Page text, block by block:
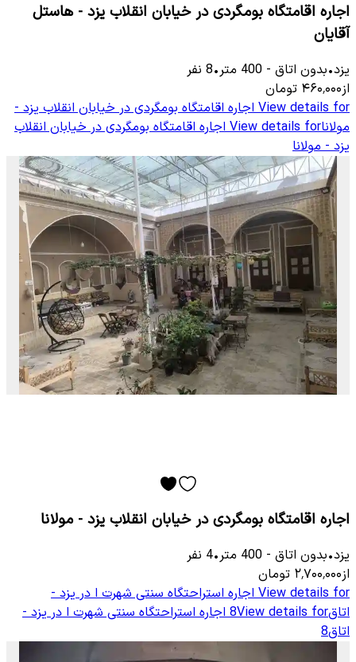
اجاره اقامتگاه بومگردی در خیابان انقلاب یزد - هاستل
آقایان
یزد•بدون اتاق -
400 متر•
8 نفر
از۴۶۰٬۰۰۰ تومان
View details for اجاره اقامتگاه بومگردی در خیابان انقلاب یزد -
مولاناView details for اجاره اقامتگاه بومگردی در خیابان انقلاب
یزد - مولانا
اجاره اقامتگاه بومگردی در خیابان انقلاب یزد - مولانا
یزد•بدون اتاق -
400 متر•
4 نفر
از۲٬۷۰۰٬۰۰۰ تومان
View details for اجاره استراحتگاه سنتی شهرت ا در یزد -
اتاق8View details for اجاره استراحتگاه سنتی شهرت ا در یزد -
اتاق8